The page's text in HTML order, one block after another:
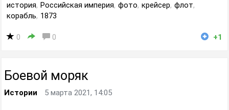
история, Российская империя, фото, крейсер, флот,
корабль, 1873
0 0 +1
Боевой моряк
Истории 5 марта 2021, 14:05